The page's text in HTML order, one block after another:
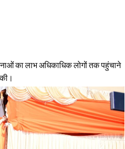
का लाभ अधिकाधिक लोगों तक पहुंचाने